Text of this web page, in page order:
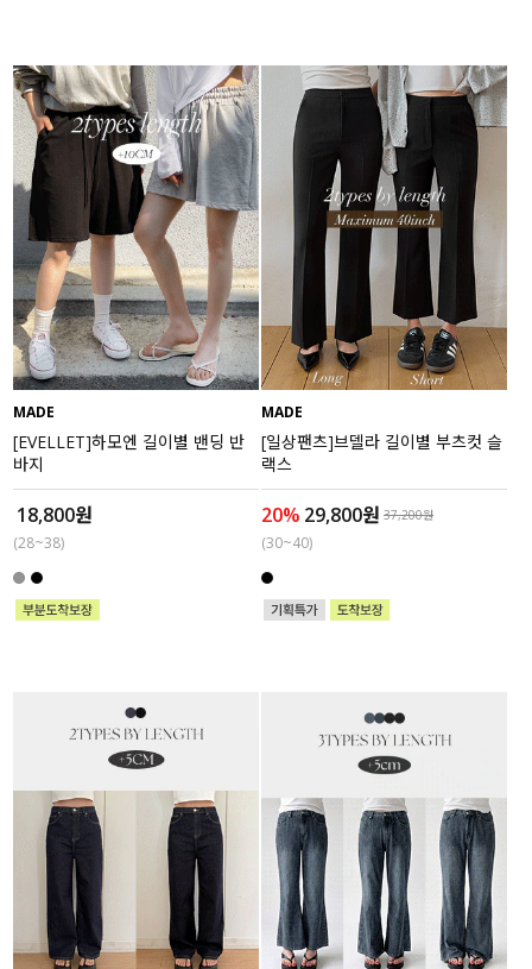
MADE
[EVELLET]하모엔 길이별 밴딩 반
바지
18,800원
(28~38)
MADE
[일상팬츠]브델라 길이별 부츠컷 슬
랙스
20% 29,800원 37,200원
(30~40)